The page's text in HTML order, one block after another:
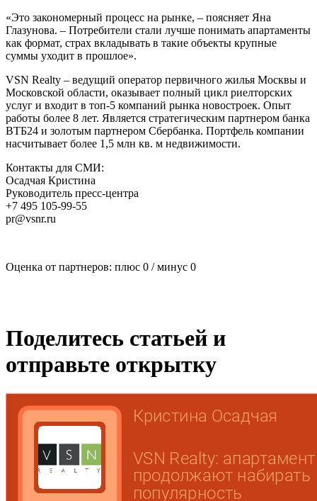
«Это закономерный процесс на рынке, – поясняет Яна
Глазунова. – Потребители стали лучше понимать апартаменты
как формат, страх вкладывать в такие объекты крупные
суммы уходит в прошлое».
VSN Realty – ведущий оператор первичного жилья Москвы и
Московской области, оказывает полный цикл риелторских
услуг и входит в топ-5 компаний рынка новостроек. Опыт
работы более 8 лет. Является стратегическим партнером банка
ВТБ24 и золотым партнером Сбербанка. Портфель компании
насчитывает более 1,5 млн кв. м недвижимости.
Контакты для СМИ:
Осадчая Кристина
Руководитель пресс-центра
+7 495 105-99-55
pr@vsnr.ru
Оценка от партнеров: плюс 0 / минус 0
Поделитесь статьей и
отправьте открытку